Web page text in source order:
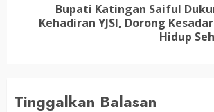
Next
Bupati Katingan Saiful
Kehadiran YJSI, Dorong
Hidup
Tinggalkan Balasan